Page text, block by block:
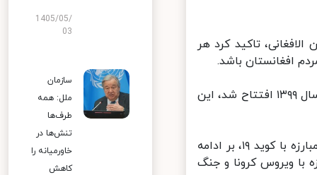
تاکید کرد هر
افغانستان باشد.
ظریف با اشاره به اتصال راه آهن افغانستان به شبکه راه آهن ایران که در سال ۱۳۹۹ افتتاح شد، این
وزیر امور خارجه با اشاره به اقدامات ایران در تامین نیازهای افغانستان در مبارزه با کوید ۱۹، بر ادامه
با ویروس کرونا و جنگ
1405/05/
03
سازمان
ملل: همه
طرف‌ها
تنش‌ها در
خاورمیانه را
کاهش